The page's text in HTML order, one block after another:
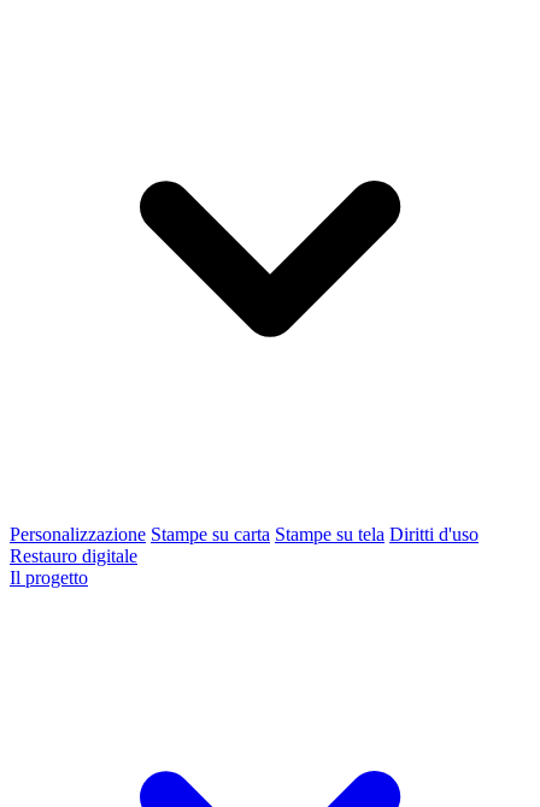
Personalizzazione Stampe su carta Stampe su tela Diritti d'uso
Restauro digitale
Il progetto